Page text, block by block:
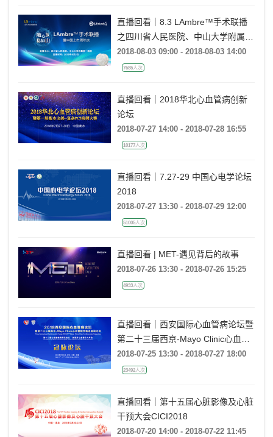
直播回看｜8.3 LAmbre™手术联播
之四川省人民医院、中山大学附属第
一医院站
2018-08-03 09:00 - 2018-08-03 14:00
7685人次
直播回看｜2018华北心血管病创新
论坛
2018-07-27 14:00 - 2018-07-28 16:55
10177人次
直播回看｜7.27-29 中国心电学论坛
2018
2018-07-27 13:30 - 2018-07-29 12:00
51005人次
直播回看 | MET-遇见背后的故事
2018-07-26 13:30 - 2018-07-26 15:25
4933人次
直播回看｜西安国际心血管病论坛暨
第二十三届西京-Mayo Clinic心血管
病学新进展研讨会——冠脉论坛
2018-07-25 13:30 - 2018-07-27 18:00
23492人次
直播回看｜第十五届心脏影像及心脏
干预大会CICI2018
2018-07-20 14:00 - 2018-07-22 11:45